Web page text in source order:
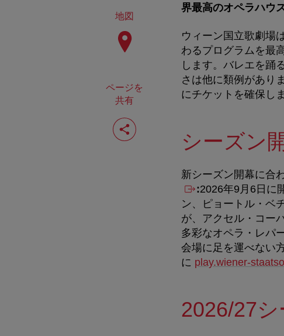
地図
ページを
共有
ペ
ー
ジ
界最高のオペラハウ
ウィーン国立歌劇場
わるプログラムを最
します。バレエを踊
さは他に類例があり
にチケットを確保し
シーズン
新シーズン開幕に合
:2026年9 月 6 日に
ン、ピョートル・ベ
が、アクセル・コー
多彩なオペラ・レパ
会場に足を運べない
に play.wiener-
2026/27